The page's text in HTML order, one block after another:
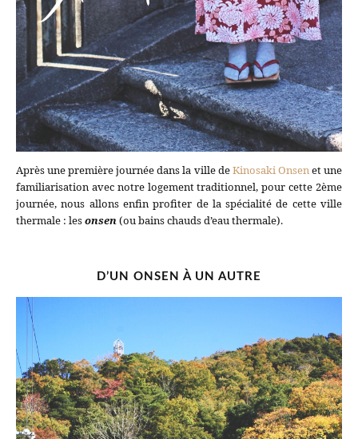
Après une première journée dans la ville deKinosaki Onsen et une
familiarisation avec notre logement traditionnel, pour cette 2ème
journée, nous allons enfin profiter de la spécialité de cette ville
thermale : lesonsen (ou bains chauds d’eau thermale).
D’UN ONSEN À UN AUTRE